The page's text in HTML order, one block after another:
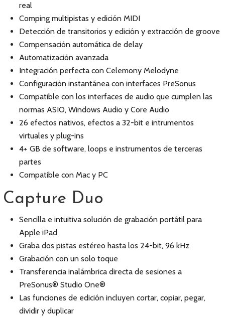
real
Comping multipistas y edición MIDI
Detección de transitorios y edición y extracción de groove
Compensación automática de delay
Automatización avanzada
Integración perfecta con Celemony Melodyne
Configuración instantánea con interfaces PreSonus
Compatible con los interfaces de audio que cumplen las
normas ASIO, Windows Audio y Core Audio
26 efectos nativos, efectos a 32-bit e intrumentos
virtuales y plug-ins
4+ GB de software, loops e instrumentos de terceras
partes
Compatible con Mac y PC
Capture Duo
Sencilla e intuitiva solución de grabación portátil para
Apple iPad
Graba dos pistas estéreo hasta los 24-bit, 96 kHz
Grabación con un solo toque
Transferencia inalámbrica directa de sesiones a
PreSonus® Studio One®
Las funciones de edición incluyen cortar, copiar, pegar,
dividir y duplicar